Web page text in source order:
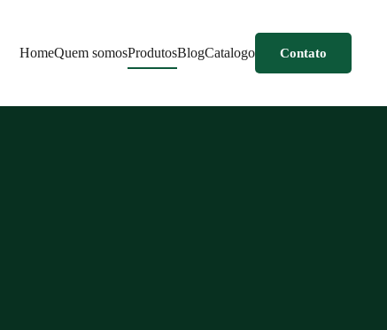
HomeQuem somosProdutosBlogCatalogo Contato